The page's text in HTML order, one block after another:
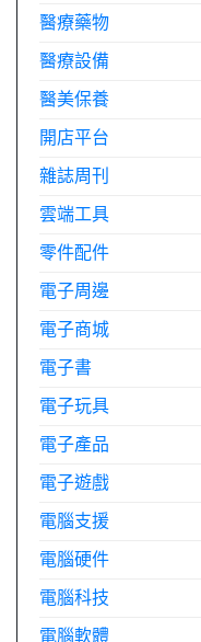
醫療藥物
醫療設備
醫美保養
開店平台
雜誌周刊
雲端工具
零件配件
電子周邊
電子商城
電子書
電子玩具
電子產品
電子遊戲
電腦支援
電腦硬件
電腦科技
電腦軟體